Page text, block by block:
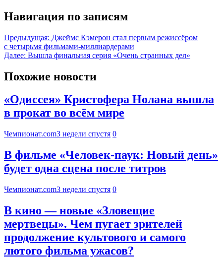
Навигация по записям
Предыдущая: Джеймс Кэмерон стал первым режиссёром
с четырьмя фильмами-миллиардерами
Далее: Вышла финальная серия «Очень странных дел»
Похожие новости
«Одиссея» Кристофера Нолана вышла
в прокат во всём мире
Чемпионат.com3 недели спустя 0
В фильме «Человек-паук: Новый день»
будет одна сцена после титров
Чемпионат.com3 недели спустя 0
В кино — новые «Зловещие
мертвецы». Чем пугает зрителей
продолжение культового и самого
лютого фильма ужасов?